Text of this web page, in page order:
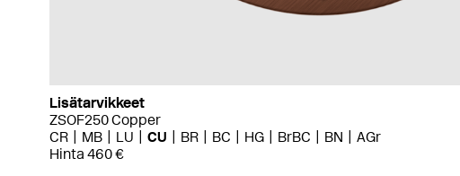
Lisätarvikkeet
ZSOF250 Copper
CR
MB LU CU BR BC HG BrBC BN
AGr
Hinta 460 €